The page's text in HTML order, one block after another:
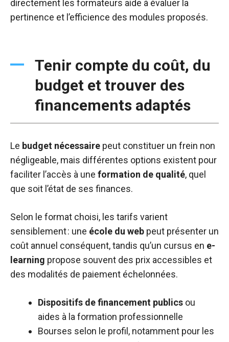
directement les formateurs aide à évaluer la
pertinence et l’efficience des modules proposés.
Tenir compte du coût, du
budget et trouver des
financements adaptés
Le budget nécessaire peut constituer un frein non
négligeable, mais différentes options existent pour
faciliter l’accès à une formation de qualité, quel
que soit l’état de ses finances.
Selon le format choisi, les tarifs varient
sensiblement : une école du web peut présenter un
coût annuel conséquent, tandis qu’un cursus en e-
learning propose souvent des prix accessibles et
des modalités de paiement échelonnées.
Dispositifs de financement publics ou
aides à la formation professionnelle
Bourses selon le profil, notamment pour les